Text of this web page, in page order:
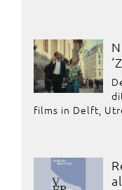
films in Delft,